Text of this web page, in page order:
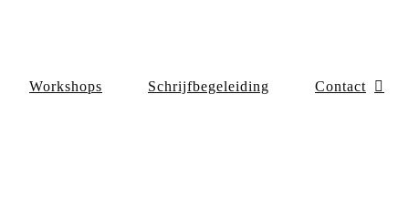
Workshops Schrijfbegeleiding Contact